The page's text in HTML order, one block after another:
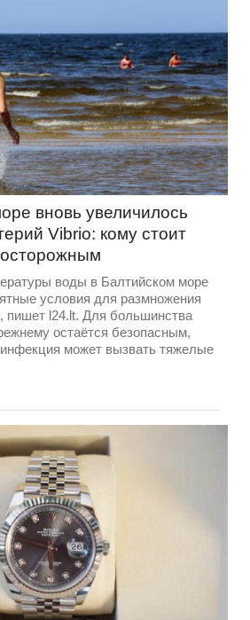
вновь увеличилось
Vibrio: кому стоит
воды в Балтийском море
условия для размножения
пишет l24.lt. Для большинства
остаётся безопасным,
может вызвать тяжелые